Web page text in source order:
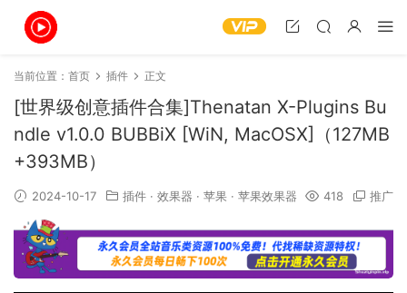
当前位置： 首页 插件 正文
[世界级创意插件合集]Thenatan X-Plugins Bu
ndle v1.0.0 BUBBiX [WiN, MacOSX]（127MB
+393MB）
2024-10-17 插件 · 效果器 · 苹果 · 苹果效果器 418 推广